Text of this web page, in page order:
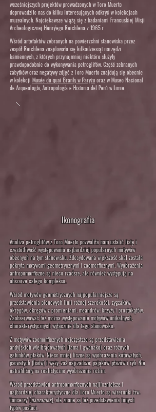
Analiza petroglifów z Toro Muerto pozwoliła nam ustalić listę i
częstotliwość występowania najbardziej popularnych motywów
obecnych na tym stanowisku. Zdecydowana większość skał została
pokryta motywami geometrycznymi i zoomorficznymi. Wyobrażenia
antropomorficzne są nieco rzadsze, ale również występują na
obszarze całego kompleksu.
Wśród motywów geometrycznych najpopularniejsze są
przedstawienia pionowych linii różnej szerokości, zygzaków,
okręgów, okręgów z promieniami, meandrów, krzyży i prostokątów.
Zaobserwować też można występowanie motywów unikalnych,
charakterystycznych wyłącznie dla tego stanowiska.
Z motywów zoomorficznych najczęstsze są przedstawienia
andyjskich wielbłądowatych (lama i gwanako) oraz różnych
gatunków ptaków. Nieco mniej liczne są wyobrażenia kotowatych,
psowatych (lisów) i węży, zaś najrzadsze: pająków, płazów i ryb. Nie
natrafiliśmy na realistyczne wyobrażenia roślin.
Wśród przedstawień antropomorficznych najliczniejsze i
najbardziej charakterystyczne dla Toro Muerto są wizerunki tzw.
'tancerzy' ('danzantes'), ale znane są też przedstawienia innych
typów postaci.
Ikonografia
wcześniejszych projektów prowadzonych w Toro Muerto
doprowadziło nas do kilku interesujących odkryć w kolekcjach
muzealnych. Najciekawsze wiążą się z badaniami Francuskiej Misji
Archeologicznej Henry'ego Reichlena z 1965 r.
Wśród artefaktów zebranych na powierzchni stanowiska przez
zespół Reichlena znajdowało się kilkadziesiąt narzędzi
kamiennych, z których przynajmniej niektóre służyły
prawdopodobnie do wykonywania petroglifów. Część zebranych
zabytków oraz negatywy zdjęć z Toro Muerto znajdują się obecnie
w kolekcji Musée du quai Branly w Paryżuoraz w Museo Nacional
de Arqueología, Antropología e Historia del Perú w Limie.